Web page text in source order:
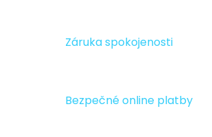
ý
u
Záruka spokojenosti
Bezpečné online platby